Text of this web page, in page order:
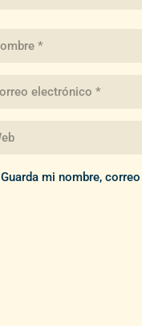
Guarda mi nombre,